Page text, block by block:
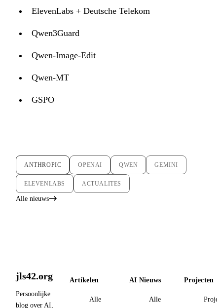
ElevenLabs + Deutsche Telekom
Qwen3Guard
Qwen-Image-Edit
Qwen-MT
GSPO
ANTHROPIC OPENAI QWEN GEMINI
ELEVENLABS ACTUALITES
Alle nieuws
jls42.org
Persoonlijke
blog over AI,
Artikelen
Alle
AI Nieuws
Alle
Projecten